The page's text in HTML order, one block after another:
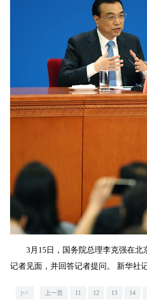
3月15日，国务院总理李克强在北
记者见面，并回答记者提问。 新华社
|<< 上一页 11 12 13 14